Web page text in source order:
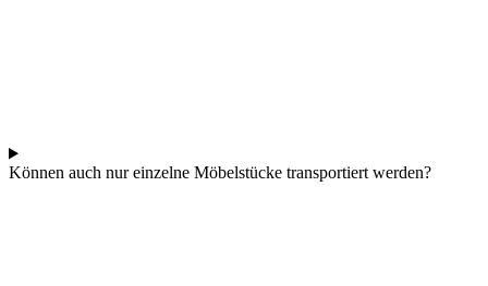
Können auch nur einzelne Möbelstücke transportiert werden?